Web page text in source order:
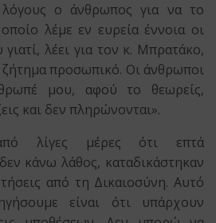
ο άνθρωπος για να το
λέμε εν ευρεία έννοια οι
λέει για τον κ. Μπρατάκο,
ζήτημα προσωπικό. Οι άνθρωποι
μου, αφού το θεωρείς,
και δεν πληρώνονται».
λίγες μέρες ότι επτά
κάνω λάθος, καταδικάστηκαν
από τη Δικαιοσύνη. Αυτό
είναι ότι υπάρχουν